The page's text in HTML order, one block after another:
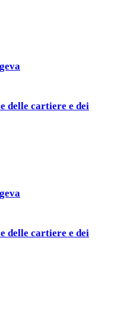
delle cartiere e dei
delle cartiere e dei